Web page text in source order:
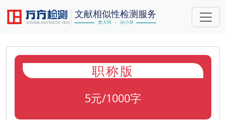
职称版
5元/1000字